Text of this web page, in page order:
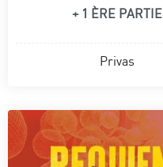
+ 1 ÈRE PARTIE
Privas